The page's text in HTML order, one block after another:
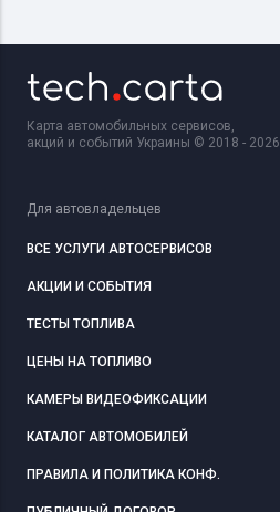
Карта автомобильных сервисов,
акций и событий Украины © 2018 - 2026
Для автовладельцев
ВСЕ УСЛУГИ АВТОСЕРВИСОВ
АКЦИИ И СОБЫТИЯ
ТЕСТЫ ТОПЛИВА
ЦЕНЫ НА ТОПЛИВО
КАМЕРЫ ВИДЕОФИКСАЦИИ
КАТАЛОГ АВТОМОБИЛЕЙ
ПРАВИЛА И ПОЛИТИКА КОНФ.